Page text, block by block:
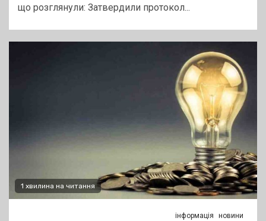
що розглянули: Затвердили протокол...
1 хвилина на читання
інформація новини